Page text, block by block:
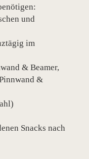
und
im
& Beamer,
&
Snacks nach